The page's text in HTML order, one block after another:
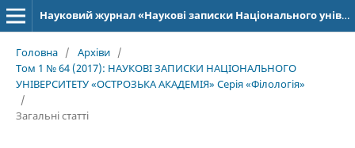
Науковий журнал «Наукові записки Національного університету «Острозька академія»: серія «Філологія»
Головна / Архіви /
Том 1 № 64 (2017): НАУКОВІ ЗАПИСКИ НАЦІОНАЛЬНОГО
УНІВЕРСИТЕТУ «ОСТРОЗЬКА АКАДЕМІЯ» Серія «Філологія»
/
Загальні статті